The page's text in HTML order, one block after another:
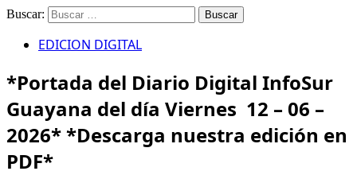
Buscar:
EDICION DIGITAL
*Portada del Diario Digital InfoSur
Guayana del día Viernes 12 – 06 –
2026* *Descarga nuestra edición en
PDF*